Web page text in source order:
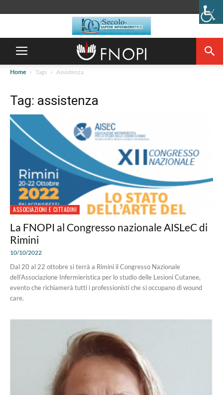
Home Tags Assistenza
Tag: assistenza
ASSOCIAZIONI E CITTADINI
La FNOPI al Congresso nazionale AISLeC di
Rimini
10/10/2022
Dal 20 al 22 ottobre si terrà a Rimini il Congresso Nazionale
dell’Associazione Infermieristica per lo studio delle Lesioni Cutanee,
evento che richiamerà tutti i professionisti che si occupano di wound
care.